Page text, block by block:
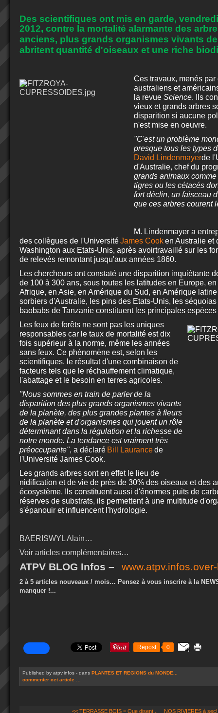
Des scientifiques ont mis en garde,
2012, contre la mortalité alarmante des
anciens, plus grands organismes vivants
abritent quantité d'oiseaux et une riche
Ces travaux, menés
australiens et
la revue Science. Ils
vieux et grands arbres
disparition si aucune
n'est mise en oeuvre.
"C'est un problème
presque tous les types
David Lindenmayerde
d'Australie, chef du
grands animaux
tigres ou les cétacés
fort déclin, un faisceau
que ces arbres courent
M. Lindenmayer a
des collègues de l'UniversitéJames Cooken Australie et
Washington aux Etats-Unis, après avoirtravaillé sur les
de relevés remontant jusqu'aux années 1860.
Les chercheurs ont constaté une disparition inquiétante
de 100 à 300 ans, sous toutes les latitudes en Europe,
Afrique, en Asie, en Amérique du Sud, en Amérique
sorbiers d'Australie, les pins des Etats-Unis, les
baobabs de Tanzanie constituent les principales
Les feux de forêts ne sont pas les uniques
responsables car le taux de mortalité est dix
fois supérieur à la norme, même les années
sans feux. Ce phénomène est, selon les
scientifiques, le résultat d'une combinaison de
facteurs tels que le réchauffement climatique,
l'abattage et le besoin en terres agricoles.
"Nous sommes en train de parlerde la
disparition des plus grands organismes vivants
de la planète, des plus grandes plantes à fleurs
de la planète et d'organismes qui jouent un rôle
déterminant dans la régulation et la richesse de
notre monde. La tendance est vraiment très
préoccupante", a déclaré Bill Laurancede
l'Université James Cook.
Les grands arbres sont en effet le lieu de
nidification et de vie de près de 30% des oiseaux et des
écosystème. Ils constituent aussi d'énormes puits de
réserves de substrats, ils permettent à une multitude
s'épanouir et influencent l'hydrologie.
BAERISWYL Alain…
Voir articles complémentaires…
ATPV BLOG Infos –
2 à 5 articles nouveaux / mois… Pensez à vous inscrire à la
manquer !...
Repost 0
Published by atpv.infos - dans PLANTES ET REGIONS du MONDE...
commenter cet article
<< TERRASSE BOIS = Que disent... NOS RIVIERES à